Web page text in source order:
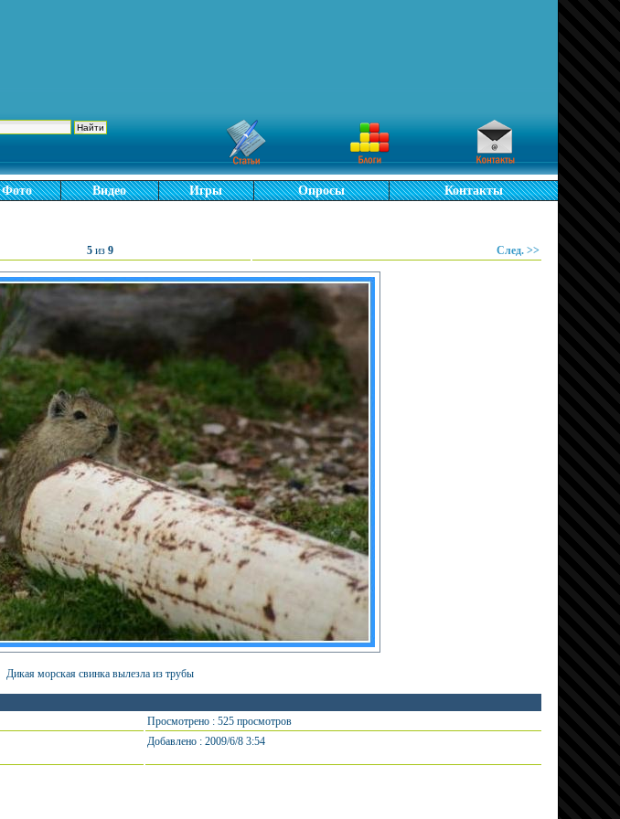
Фото Видео Игры Опросы Контакты
5 из 9 След. >>
Дикая морская свинка вылезла из трубы
Просмотрено : 525 просмотров
Добавлено : 2009/6/8 3:54